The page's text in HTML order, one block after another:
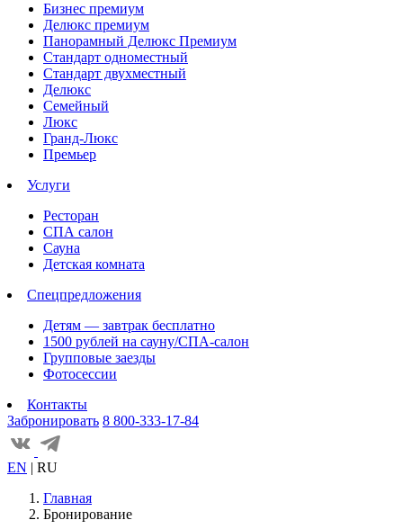
Бизнес премиум
Делюкс премиум
Панорамный Делюкс Премиум
Стандарт одноместный
Стандарт двухместный
Делюкс
Семейный
Люкс
Гранд-Люкс
Премьер
Услуги
Ресторан
СПА салон
Сауна
Детская комната
Спецпредложения
Детям — завтрак бесплатно
1500 рублей на сауну/СПА-салон
Групповые заезды
Фотосессии
Контакты
Забронировать 8 800-333-17-84
EN | RU
Главная
Бронирование